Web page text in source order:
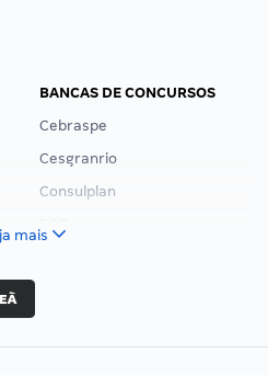
BANCAS DE CONCURSOS
Cebraspe
Cesgranrio
Consulplan
mais